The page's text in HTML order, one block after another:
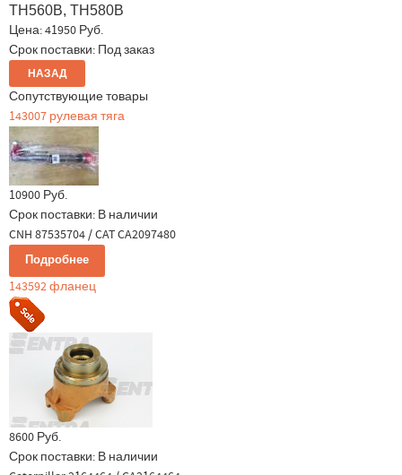
TH560B, TH580B
Цена:41950 Руб.
Срок поставки: Под заказ
Сопутствующие товары
143007 рулевая тяга
10900 Руб.
Срок поставки: В наличии
CNH 87535704 / CAT CA2097480
Подробнее
143592 фланец
8600 Руб.
Срок поставки: В наличии